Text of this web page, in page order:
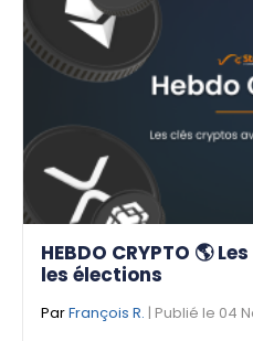
HEBDO CRYPTO 🌎
les élections
ParFrançois R. | Publié le 04